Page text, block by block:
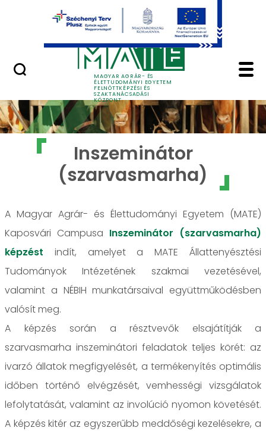
Ugrás a fő tartalomhoz
MAGYAR AGRÁR- ÉS
ÉLETTUDOMÁNYI EGYETEM
FELNŐTTKÉPZÉSI ÉS
SZAKTANÁCSADÁSI
KÖZPONT
Inszeminátor
Inszeminátor
(szarvasmarha)
A Magyar Agrár- és Élettudományi Egyetem (MATE)
Kaposvári Campusa Inszeminátor (szarvasmarha)
képzést indít, amelyet a MATE Állattenyésztési
Tudományok Intézetének szakmai vezetésével,
valamint a NÉBIH munkatársaival együttműködésben
valósít meg.
A képzés során a résztvevők elsajátítják a
szarvasmarha inszeminátori feladatok teljes körét: az
ivarzó állatok megfigyelését, a termékenyítés optimális
időben történő elvégzését, vemhességi vizsgálatok
lefolytatását, valamint az involúció nyomon követését.
A képzés kitér az egyszerűbb meddőségi kezelésekre, a